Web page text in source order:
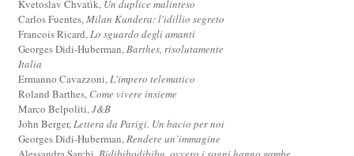
Kvetoslav Chvatìk, Un duplice malinteso
Carlos Fuentes,Milan Kundera: l'idillio segreto
Francois Ricard,Lo sguardo degli amanti
Georges Didi-Huberman,Barthes, risolutamente
Italia
Ermanno Cavazzoni,L'impero telematico
Roland Barthes, Come vivere insieme
Marco Belpoliti,J&B
John Berger,Lettera da Parigi. Un bacio per noi
Georges Didi-Huberman,Rendere un’immagine